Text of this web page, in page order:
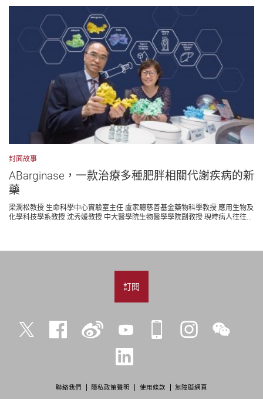
封面故事
ABarginase，一款治療多種肥胖相關代謝疾病的新
藥
梁潤松教授 生命科學中心實驗室主任 盧家驄慈善基金藥物科學教授 應用生物及
化學科技學系教授 沈秀媛教授 中大醫學院生物醫學學院副教授 現時病人往往...
聯絡我們 隱私政策聲明 使用條款 無障礙網頁
訂閱
Twitter Facebook 微
YouTube iPolyU Instagram微